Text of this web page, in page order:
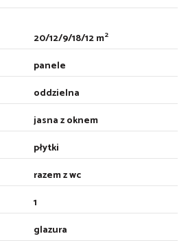
20/12/9/18/12 m2
panele
oddzielna
jasna z oknem
płytki
razem z wc
1
glazura